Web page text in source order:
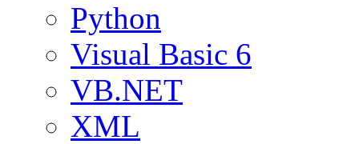
Python
Visual Basic 6
VB.NET
XML